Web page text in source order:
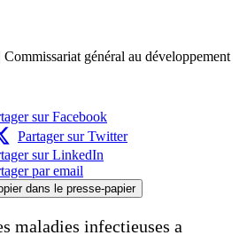
| Commissariat général au développement
sur Facebook
Partager sur Twitter
sur LinkedIn
par email
dans le presse-papier
maladies infectieuses a